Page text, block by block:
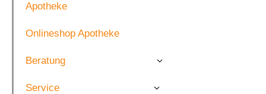
Apotheke
Onlineshop Apotheke
Beratung
Service